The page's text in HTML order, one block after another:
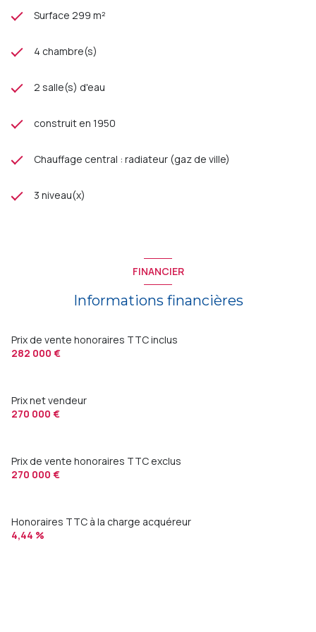
Surface 299 m²
4 chambre(s)
2 salle(s) d'eau
construit en 1950
Chauffage central : radiateur (gaz de ville)
3 niveau(x)
FINANCIER
Informations financières
Prix de vente honoraires TTC inclus
282 000 €
Prix net vendeur
270 000 €
Prix de vente honoraires TTC exclus
270 000 €
Honoraires TTC à la charge acquéreur
4,44 %